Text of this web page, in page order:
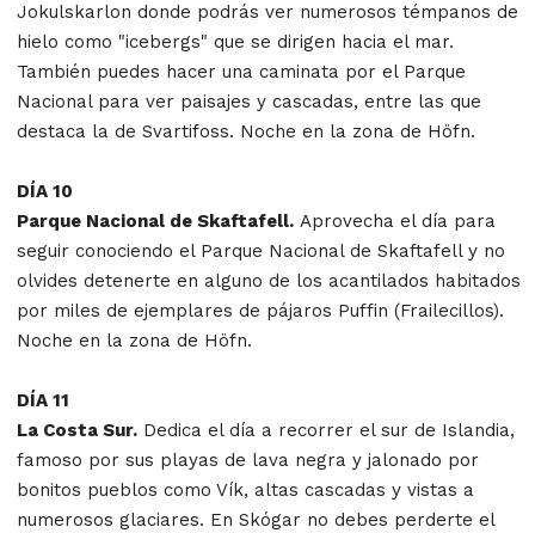
Jokulskarlon donde podrás ver numerosos témpanos de
hielo como "icebergs" que se dirigen hacia el mar.
También puedes hacer una caminata por el Parque
Nacional para ver paisajes y cascadas, entre las que
destaca la de Svartifoss. Noche en la zona de Höfn.
DÍA 10
Parque Nacional de Skaftafell. Aprovecha el día para
seguir conociendo el Parque Nacional de Skaftafell y no
olvides detenerte en alguno de los acantilados habitados
por miles de ejemplares de pájaros Puffin (Frailecillos).
Noche en la zona de Höfn.
DÍA 11
La Costa Sur. Dedica el día a recorrer el sur de Islandia,
famoso por sus playas de lava negra y jalonado por
bonitos pueblos como Vík, altas cascadas y vistas a
numerosos glaciares. En Skógar no debes perderte el